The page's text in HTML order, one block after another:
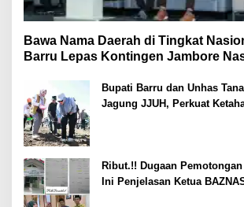
Bawa Nama Daerah di Tingkat
Barru Lepas Kontingen Jambore
Bupati Barru dan Unhas
Jagung JJUH, Perkuat
Ribut.!! Dugaan Pemotongan
Ini Penjelasan Ketua